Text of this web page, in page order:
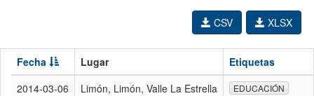
XLSX
CSV
Fecha Lugar
Etiquetas
2014-03-06
Limón, Limón, Valle La Estrella EDUCACIÓN